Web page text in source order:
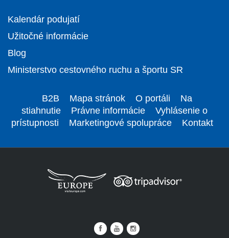
Kalendár podujatí
Užitočné informácie
Blog
Ministerstvo cestovného ruchu a športu SR
B2B Mapa stránok O portáli
Na
stiahnutie
Právne informácie
Vyhlásenie o
prístupnosti
Marketingové spolupráce Kontakt